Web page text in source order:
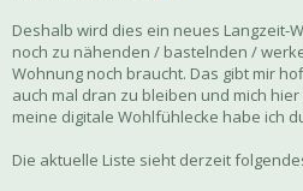
Deshalb wird dies ein neues Langzeit-
noch zu nähenden / bastelnden /
Wohnung noch braucht. Das gibt mir
auch mal dran zu bleiben und mich
meine digitale Wohlfühlecke habe ich
Die aktuelle Liste sieht derzeit